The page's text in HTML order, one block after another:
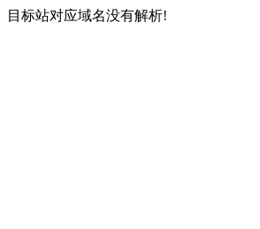
目标站对应域名没有解析!